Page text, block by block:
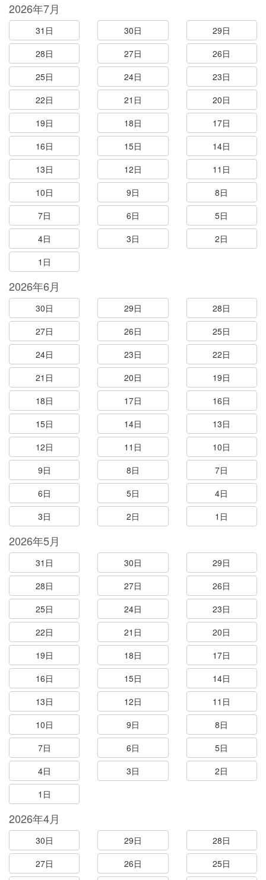
2026年7月
31日 30日
29日
28日
27日
26日
25日
24日
23日
22日
21日
20日
19日
18日
17日
16日
15日
14日
13日
12日
11日
10日
9日
8日
7日
6日
5日
4日
3日
2日
1日
2026年6月
30日 29日
28日
27日
26日
25日
24日
23日
22日
21日
20日
19日
18日
17日
16日
15日
14日
13日
12日
11日
10日
9日
8日
7日
6日
5日
4日
3日
2日 1日
2026年5月
31日 30日
29日
28日
27日
26日
25日
24日
23日
22日
21日
20日
19日
18日
17日
16日
15日
14日
13日
12日
11日
10日
9日
8日
7日
6日
5日
4日
3日
2日
1日
2026年4月
30日 29日
28日
27日
26日
25日